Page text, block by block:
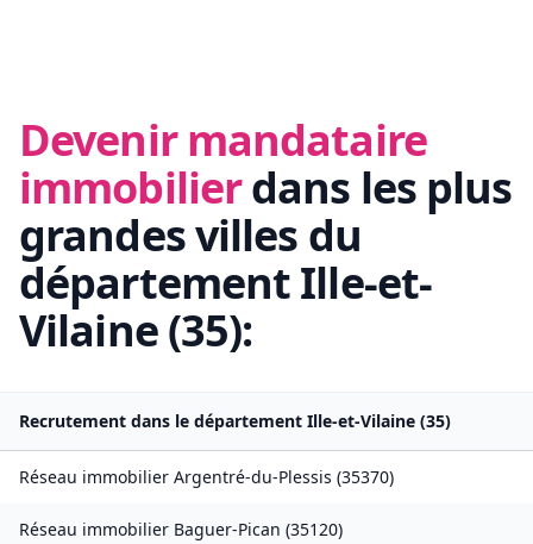
Devenir mandataire
immobilierdans les plus
grandes villes du
départementIlle-et-
Vilaine(35):
Recrutement dans le département Ille-et-Vilaine (35)
Réseau immobilier Argentré-du-Plessis (35370)
Réseau immobilier Baguer-Pican (35120)